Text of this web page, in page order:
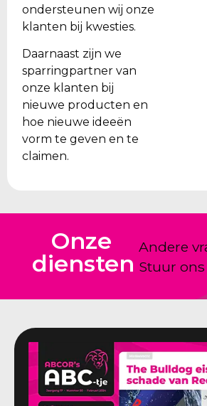
ondersteunen wij onze
klanten bij kwesties.
Daarnaast zijn we
sparringpartner van
onze klanten bij
nieuwe producten en
hoe nieuwe ideeën
vorm te geven en te
claimen.
Onze
diensten
Andere
Stuur